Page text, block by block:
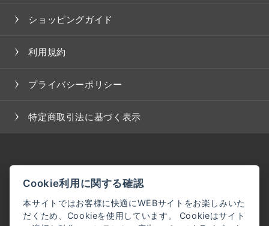
ショッピングガイド
利用規約
プライバシーポリシー
特定商取引法に基づく表示
Cookie利用に関する確認
本サイトではお客様に快適にWEBサイトをお楽しみいた
だくため、Cookieを使用しています。 Cookieはサイト